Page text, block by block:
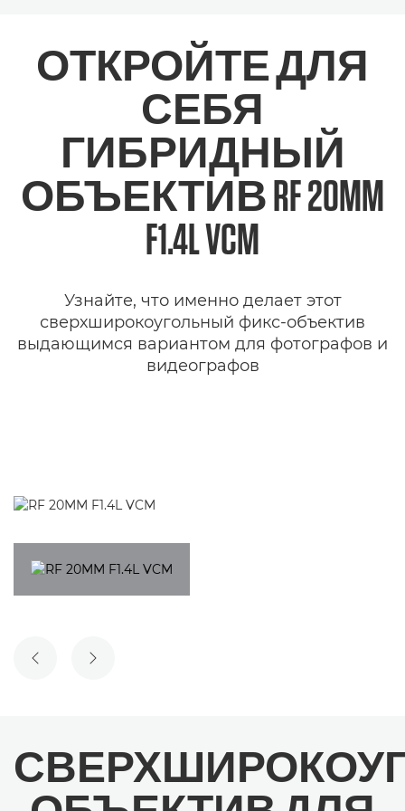
Технические характеристики
ОТКРОЙТЕ ДЛЯ
СЕБЯ
ГИБРИДНЫЙ
ОБЪЕКТИВ RF 20MM
F1.4L VCM
Узнайте, что именно делает этот
сверхширокоугольный фикс-объектив
выдающимся вариантом для фотографов и
видеографов
ПРЕДЫДУЩИЙ СЛАЙД
СЛЕДУЮЩИЙ СЛАЙД